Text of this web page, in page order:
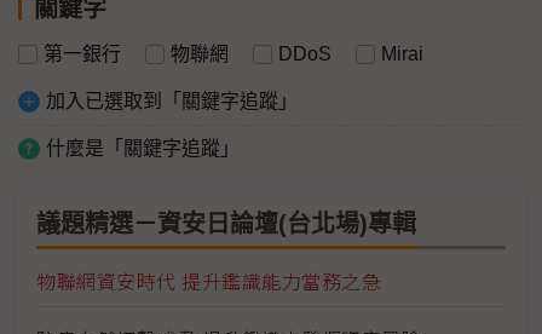
關鍵字
第一銀行 物聯網 DDoS Mirai
加入已選取到「關鍵字追蹤」
什麼是「關鍵字追蹤」
議題精選－資安日論壇(台北場)專輯
物聯網資安時代 提升鑑識能力當務之急